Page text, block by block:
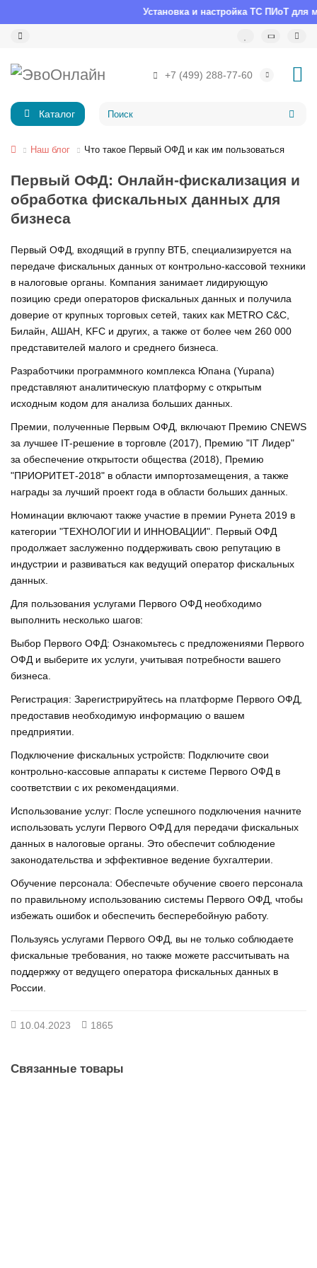
Установка и настройка ТС ПИоТ для
+7 (499) 288-77-60
Каталог
Наш блог Что такое Первый ОФД и как им пользоваться
Первый ОФД: Онлайн-фискализация и
обработка фискальных данных для
бизнеса
Первый ОФД, входящий в группу ВТБ, специализируется на
передаче фискальных данных от контрольно-кассовой техники
в налоговые органы. Компания занимает лидирующую
позицию среди операторов фискальных данных и получила
доверие от крупных торговых сетей, таких как METRO C&C,
Билайн, АШАН, KFC и других, а также от более чем 260 000
представителей малого и среднего бизнеса.
Разработчики программного комплекса Юпана (Yupana)
представляют аналитическую платформу с открытым
исходным кодом для анализа больших данных.
Премии, полученные Первым ОФД, включают Премию CNEWS
за лучшее IT-решение в торговле (2017), Премию "IT Лидер"
за обеспечение открытости общества (2018), Премию
"ПРИОРИТЕТ-2018" в области импортозамещения, а также
награды за лучший проект года в области больших данных.
Номинации включают также участие в премии Рунета 2019 в
категории "ТЕХНОЛОГИИ И ИННОВАЦИИ". Первый ОФД
продолжает заслуженно поддерживать свою репутацию в
индустрии и развиваться как ведущий оператор фискальных
данных.
Для пользования услугами Первого ОФД необходимо
выполнить несколько шагов:
Выбор Первого ОФД: Ознакомьтесь с предложениями Первого
ОФД и выберите их услуги, учитывая потребности вашего
бизнеса.
Регистрация: Зарегистрируйтесь на платформе Первого ОФД,
предоставив необходимую информацию о вашем
предприятии.
Подключение фискальных устройств: Подключите свои
контрольно-кассовые аппараты к системе Первого ОФД в
соответствии с их рекомендациями.
Использование услуг: После успешного подключения начните
использовать услуги Первого ОФД для передачи фискальных
данных в налоговые органы. Это обеспечит соблюдение
законодательства и эффективное ведение бухгалтерии.
Обучение персонала: Обеспечьте обучение своего персонала
по правильному использованию системы Первого ОФД, чтобы
избежать ошибок и обеспечить бесперебойную работу.
Пользуясь услугами Первого ОФД, вы не только соблюдаете
фискальные требования, но также можете рассчитывать на
поддержку от ведущего оператора фискальных данных в
России.
10.04.2023 1865
Связанные товары